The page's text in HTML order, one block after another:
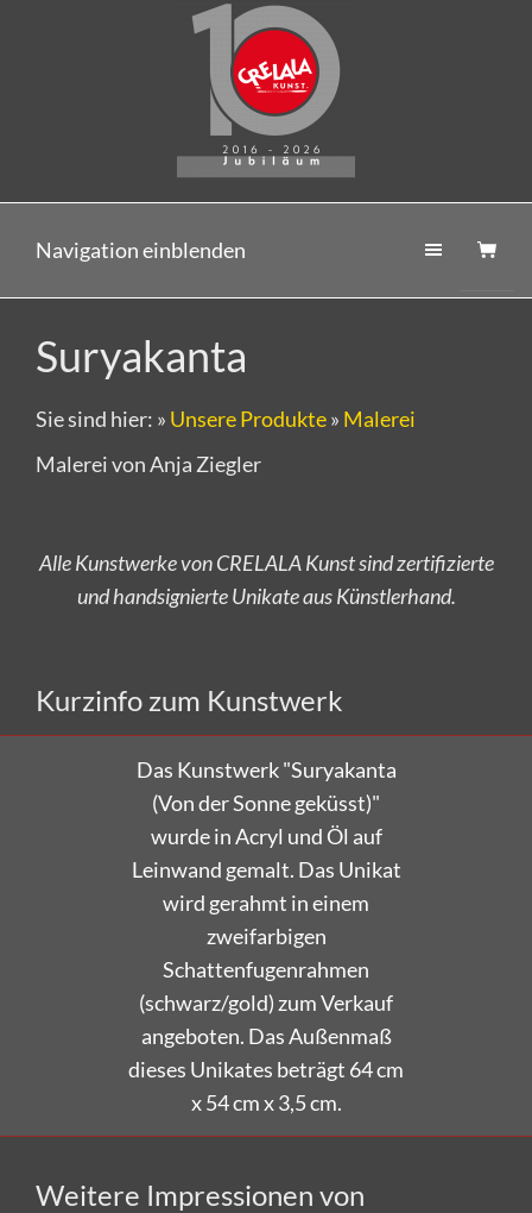
Navigation einblenden
Suryakanta
Sie sind hier: » Unsere Produkte» Malerei
Malerei von Anja Ziegler
Alle Kunstwerke von CRELALA Kunst sind zertifizierte
und handsignierte Unikate aus Künstlerhand.
Kurzinfo zum Kunstwerk
Das Kunstwerk "Suryakanta
(Von der Sonne geküsst)"
wurde in Acryl und Öl auf
Leinwand gemalt. Das Unikat
wird gerahmt in einem
zweifarbigen
Schattenfugenrahmen
(schwarz/gold) zum Verkauf
angeboten. Das Außenmaß
dieses Unikates beträgt 64 cm
x 54 cm x 3,5 cm.
Weitere Impressionen von